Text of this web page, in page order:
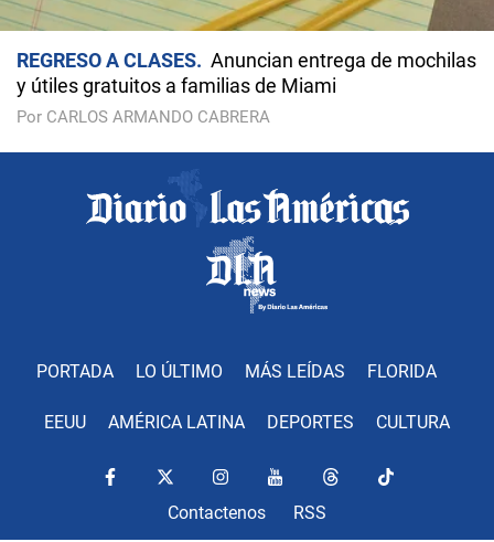
REGRESO A CLASES
Anuncian entrega de mochilas
y útiles gratuitos a familias de Miami
Por CARLOS ARMANDO CABRERA
PORTADA LO ÚLTIMO MÁS LEÍDAS FLORIDA
EEUU AMÉRICA LATINA DEPORTES CULTURA
Contactenos RSS